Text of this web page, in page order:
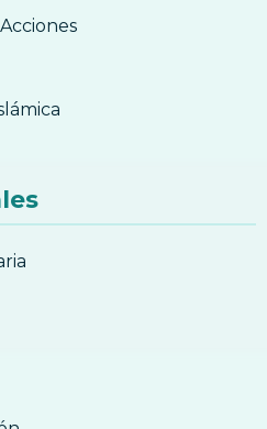
Bitcoin, además de
Bitcoin?
Bitcoin?
implica el comercio con
implica el comercio con
riesgos en al utilizar